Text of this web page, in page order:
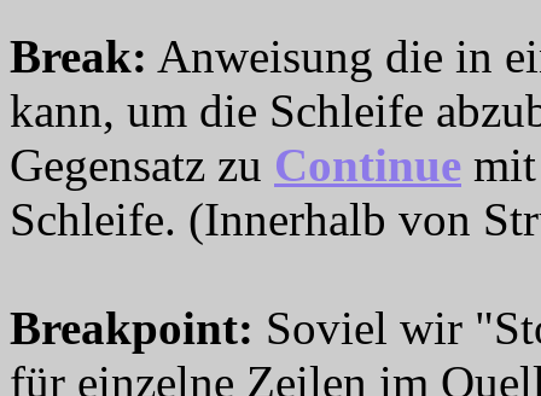
Break: Anweisung die in
kann, um die Schleife
Gegensatz zu Continue
Schleife. (Innerhalb von
Breakpoint: Soviel wir
für einzelne Zeilen im